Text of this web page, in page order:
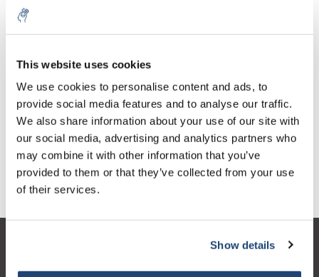
This website uses cookies
We use cookies to personalise content and ads, to
provide social media features and to analyse our traffic.
We also share information about your use of our site with
our social media, advertising and analytics partners who
may combine it with other information that you’ve
provided to them or that they’ve collected from your use
of their services.
Show details
1 Stuk Excl. btw
€65,11
Incl. btw
Toevoegen aan winkelwagen
Informatie